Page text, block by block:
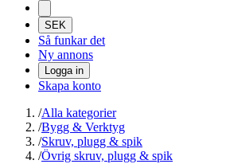
SEK
Så funkar det
Ny annons
Logga in
Skapa konto
/Alla kategorier
/Bygg & Verktyg
/Skruv, plugg & spik
/Övrig skruv, plugg & spik